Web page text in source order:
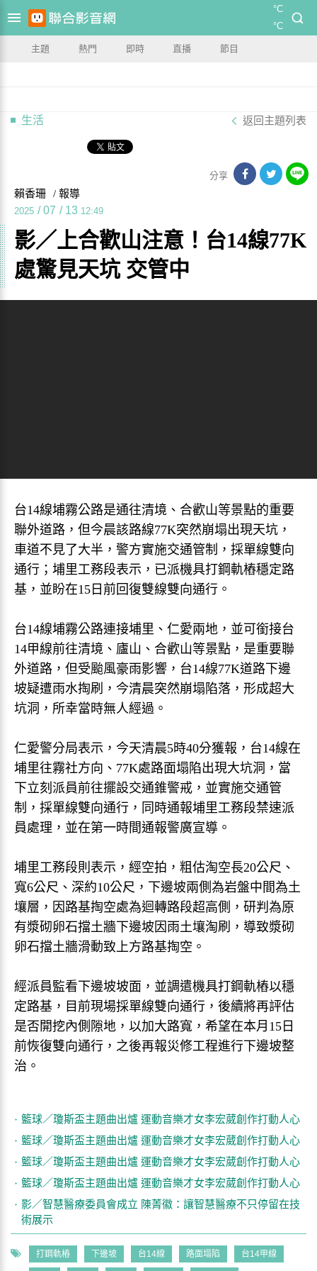
°C
°C
主題 熱門 即時 直播 節目
生活 返回主題列表
分享
賴香珊 / 報導
2025 / 07 / 13 12:49
影／上合歡山注意！台14線77K
處驚見天坑 交管中
台14線埔霧公路是通往清境、合歡山等景點的重要
聯外道路，但今晨該路線77K突然崩塌出現天坑，
車道不見了大半，警方實施交通管制，採單線雙向
通行；埔里工務段表示，已派機具打鋼軌樁穩定路
基，並盼在15日前回復雙線雙向通行。
台14線埔霧公路連接埔里、仁愛兩地，並可銜接台
14甲線前往清境、廬山、合歡山等景點，是重要聯
外道路，但受颱風豪雨影響，台14線77K道路下邊
坡疑遭雨水掏刷，今清晨突然崩塌陷落，形成超大
坑洞，所幸當時無人經過。
仁愛警分局表示，今天清晨5時40分獲報，台14線在
埔里往霧社方向、77K處路面塌陷出現大坑洞，當
下立刻派員前往擺設交通錐警戒，並實施交通管
制，採單線雙向通行，同時通報埔里工務段禁速派
員處理，並在第一時間通報警廣宣導。
埔里工務段則表示，經空拍，粗估淘空長20公尺、
寬6公尺、深約10公尺，下邊坡兩側為岩盤中間為土
壤層，因路基掏空處為迴轉路段超高側，研判為原
有漿砌卵石擋土牆下邊坡因雨土壤淘刷，導致漿砌
卵石擋土牆滑動致上方路基掏空。
經派員監看下邊坡坡面，並調遣機具打鋼軌樁以穩
定路基，目前現場採單線雙向通行，後續將再評估
是否開挖內側隙地，以加大路寬，希望在本月15日
前恢復雙向通行，之後再報災修工程進行下邊坡整
治。
籃球／瓊斯盃主題曲出爐 運動音樂才女李宏葳創作打動人心
籃球／瓊斯盃主題曲出爐 運動音樂才女李宏葳創作打動人心
籃球／瓊斯盃主題曲出爐 運動音樂才女李宏葳創作打動人心
籃球／瓊斯盃主題曲出爐 運動音樂才女李宏葳創作打動人心
影／智慧醫療委員會成立 陳菁徽：讓智慧醫療不只停留在技
術展示
打鋼軌樁 下邊坡 台14線 路面塌陷 台14甲線